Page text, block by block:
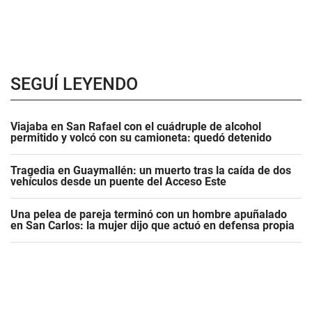
SEGUÍ LEYENDO
Viajaba en San Rafael con el cuádruple de alcohol
permitido y volcó con su camioneta: quedó detenido
Tragedia en Guaymallén: un muerto tras la caída de dos
vehículos desde un puente del Acceso Este
Una pelea de pareja terminó con un hombre apuñalado
en San Carlos: la mujer dijo que actuó en defensa propia